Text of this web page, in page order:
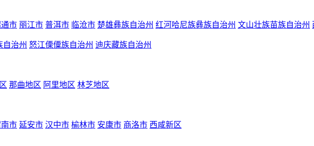
通市 丽江市 普洱市 临沧市 楚雄彝族自治州 红河哈尼族彝族自治州 文山壮族苗族自治州
自治州 怒江傈僳族自治州 迪庆藏族自治州
那曲地区 阿里地区 林芝地区
市 延安市 汉中市 榆林市 安康市 商洛市 西咸新区